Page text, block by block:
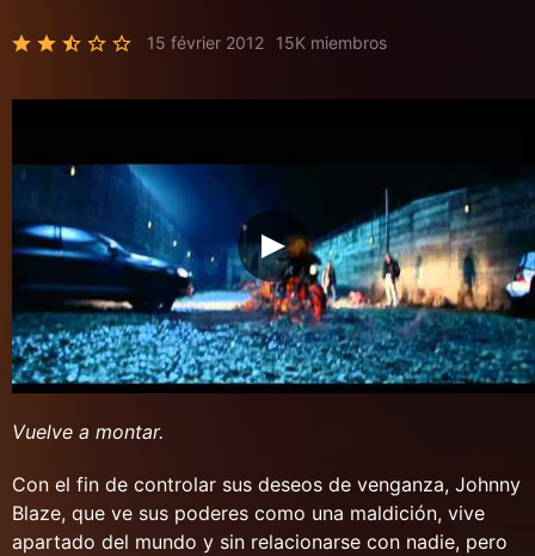
15 février 2012 15K miembros
Vuelve a montar.
Con el fin de controlar sus deseos de venganza, Johnny
Blaze, que ve sus poderes como una maldición, vive
apartado del mundo y sin relacionarse con nadie, pero